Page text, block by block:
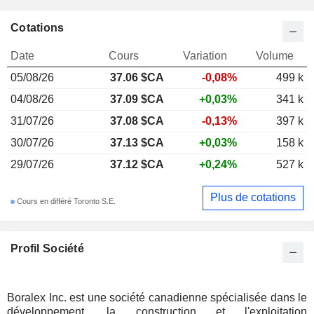
Profil Société
Boralex Inc. est une société canadienne spécialisée dans le
développement, la construction et l'exploitation
Cotations
Date Cours Variation
Volume
05/08/26
37.06 $CA -0,08%
499 k
04/08/26
37.09 $CA +0,03%
341 k
31/07/26
37.08 $CA -0,13%
397 k
30/07/26
37.13 $CA +0,03%
158 k
29/07/26
37.12 $CA +0,24% 527 k
Cours en différé Toronto S.E. Plus de cotations